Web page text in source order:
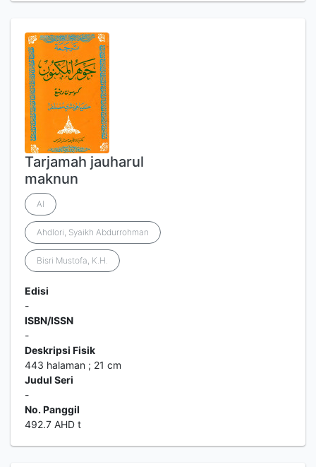
Tarjamah jauharul
maknun
Al
Ahdlori, Syaikh Abdurrohman
Bisri Mustofa, K.H.
Edisi
-
ISBN/ISSN
-
Deskripsi Fisik
443 halaman ; 21 cm
Judul Seri
-
No. Panggil
492.7 AHD t